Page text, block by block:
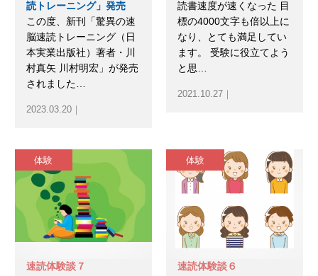
読トレーニング」発売
この度、新刊「驚異の速
脳速読トレーニング（日
本実業出版社）著者・川
村真矢 川村明宏」が発売
されました…
2023.03.20｜
読書速度が速くなった 目
標の4000文字も倍以上に
なり、とても満足してい
ます。 受験に役立てよう
と思…
2021.10.27｜
体験
速読体験談７
体験
速読体験談６